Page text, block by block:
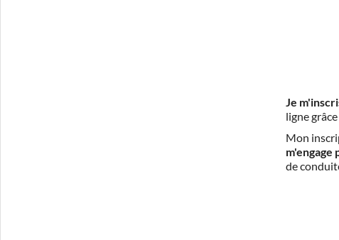
Je
ligne grâce
Mon
m'engage
de